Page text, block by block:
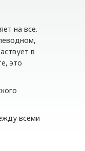
на все.
в
это
всеми